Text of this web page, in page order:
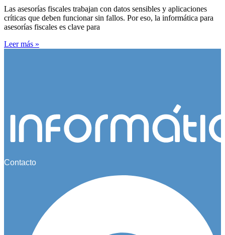
Las asesorías fiscales trabajan con datos sensibles y aplicaciones
críticas que deben funcionar sin fallos. Por eso, la informática para
asesorías fiscales es clave para
Leer más »
Contacto